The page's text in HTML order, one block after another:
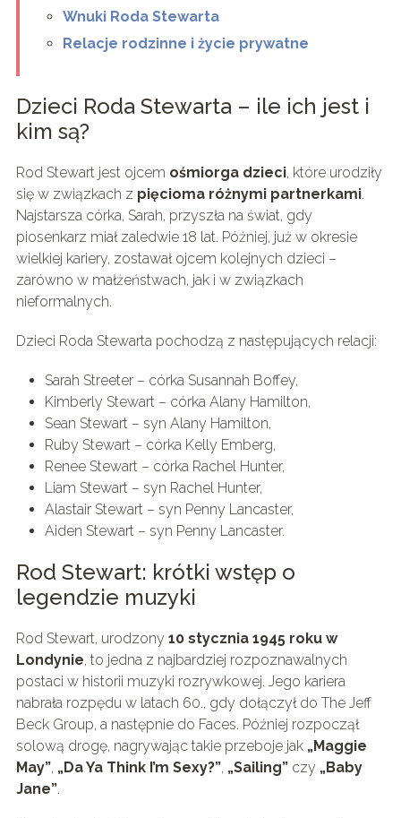
Wnuki Roda Stewarta
Relacje rodzinne i życie prywatne
Dzieci Roda Stewarta – ile ich jest i
kim są?
Rod Stewart jest ojcem ośmiorga dzieci, które urodziły
się w związkach z pięcioma różnymi partnerkami.
Najstarsza córka, Sarah, przyszła na świat, gdy
piosenkarz miał zaledwie 18 lat. Później, już w okresie
wielkiej kariery, zostawał ojcem kolejnych dzieci –
zarówno w małżeństwach, jak i w związkach
nieformalnych.
Dzieci Roda Stewarta pochodzą z następujących relacji:
Sarah Streeter – córka Susannah Boffey,
Kimberly Stewart – córka Alany Hamilton,
Sean Stewart – syn Alany Hamilton,
Ruby Stewart – córka Kelly Emberg,
Renee Stewart – córka Rachel Hunter,
Liam Stewart – syn Rachel Hunter,
Alastair Stewart – syn Penny Lancaster,
Aiden Stewart – syn Penny Lancaster.
Rod Stewart: krótki wstęp o
legendzie muzyki
Rod Stewart, urodzony 10 stycznia 1945 roku w
Londynie, to jedna z najbardziej rozpoznawalnych
postaci w historii muzyki rozrywkowej. Jego kariera
nabrała rozpędu w latach 60., gdy dołączył do The Jeff
Beck Group, a następnie do Faces. Później rozpoczął
solową drogę, nagrywając takie przeboje jak „Maggie
May”, „Da Ya Think I’m Sexy?”, „Sailing”czy „Baby
Jane”.